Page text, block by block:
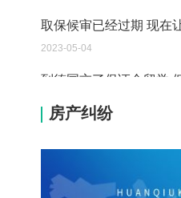
取保候审已经过期 现在
2023-05-04
到德国交了保证金留学
2023-05-04
我想问一下申请护照需
2023-05-04
房产纠纷